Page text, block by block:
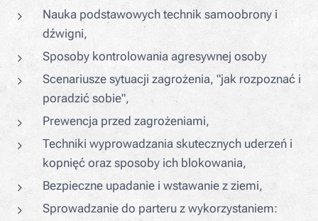
Nauka podstawowych technik samoobrony i
dźwigni,
Sposoby kontrolowania agresywnej osoby
Scenariusze sytuacji zagrożenia, "jak rozpoznać i
poradzić sobie",
Prewencja przed zagrożeniami,
Techniki wyprowadzania skutecznych uderzeń i
kopnięć oraz sposoby ich blokowania,
Bezpieczne upadanie i wstawanie z ziemi,
Sprowadzanie do parteru z wykorzystaniem: